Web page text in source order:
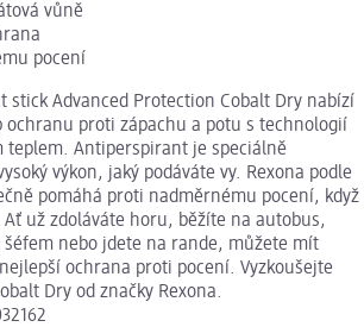
vůně
pocení
stick Advanced Protection Cobalt Dry nabízí
ochranu proti zápachu a potu s technologií
teplem. Antiperspirant je speciálně
výkon, jaký podáváte vy. Rexona podle
pomáhá proti nadměrnému pocení, když
už zdoláváte horu, běžíte na autobus,
nebo jdete na rande, můžete mít
ochrana proti pocení. Vyzkoušejte
Dry od značky Rexona.